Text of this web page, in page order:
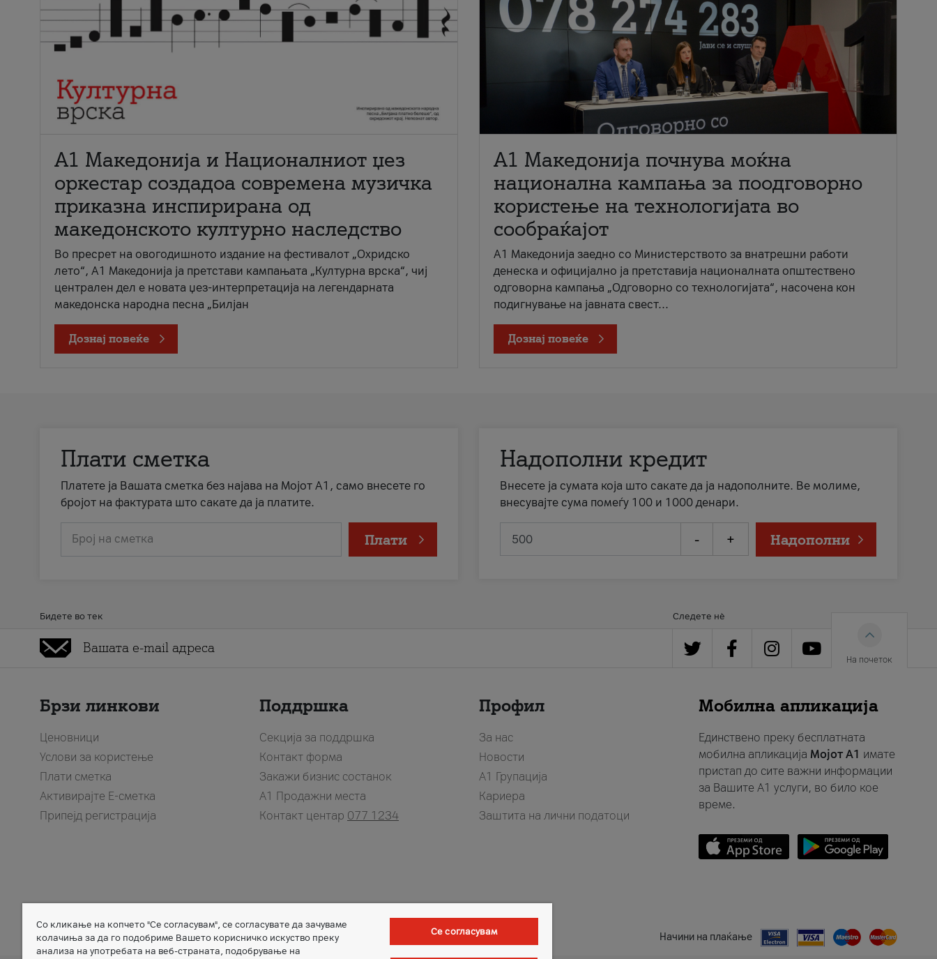
А1 Македонија и Националниот џез
оркестар создадоа современа музичка
приказна инспирирана од
македонското културно наследство
Во пресрет на овогодишното издание на фестивалот „Охридско
лето“, А1 Македонија ја претстави кампањата „Културна врска“, чиј
централен дел е новата џез-интерпретација на легендарната
македонска народна песна „Билјан
Дознај повеќе
A1 Македонија почнува моќна
национална кампања за поодговорно
користење на технологијата во
сообраќајот
A1 Македонија заедно со Министерството за внатрешни работи
денеска и официјално ја претставија националната општествено
одговорна кампања „Одговорно со технологијата“, насочена кон
подигнување на јавната свест...
Дознај повеќе
Плати сметка
Платете ја Вашата сметка без најава на Мојот А1, само внесете го
бројот на фактурата што сакате да ја платите.
Број на сметка Плати
Надополни кредит
Внесете ја сумата која што сакате да ја надополните. Ве молиме,
внесувајте сума помеѓу 100 и 1000 денари.
- + Надополни
Бидете во тек Следете нè
На почеток
Брзи линкови
Ценовници
Услови за користење
Плати сметка
Активирајте Е-сметка
Припејд регистрација
Поддршка
Секција за поддршка
Контакт форма
Закажи бизнис состанок
A1 Продажни места
Контакт центар 077 1234
Профил
За нас
Новости
А1 Групација
Кариера
Заштита на лични податоци
Мобилна апликација
Единствено преку бесплатната
мобилна апликација Мојот A1 имате
пристап до сите важни информации
за Вашите A1 услуги, во било кое
време.
Member of Начини на плаќање
Со кликање на копчето "Се согласувам", се согласувате да зачуваме
колачиња за да го подобриме Вашето корисничко искуство преку
анализа на употребата на веб-страната, подобрување на
Се согласувам